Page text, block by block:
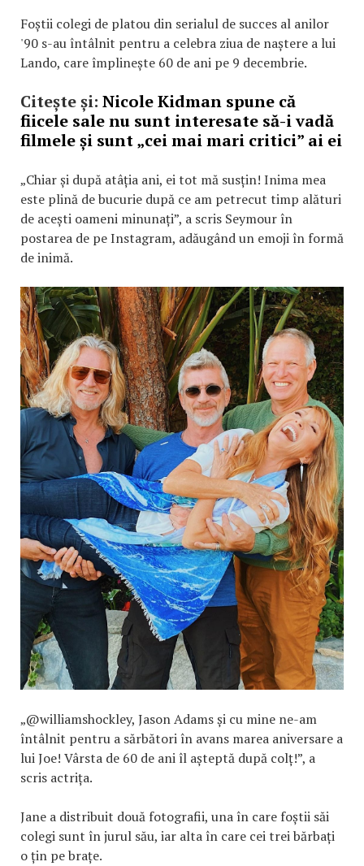
Foștii colegi de platou din serialul de succes al anilor
'90 s-au întâlnit pentru a celebra ziua de naștere a lui
Lando, care împlinește 60 de ani pe 9 decembrie.
Citește și: Nicole Kidman spune că
fiicele sale nu sunt interesate să-i vadă
filmele și sunt „cei mai mari critici” ai ei
„Chiar și după atâția ani, ei tot mă susțin! Inima mea
este plină de bucurie după ce am petrecut timp alături
de acești oameni minunați”, a scris Seymour în
postarea de pe Instagram, adăugând un emoji în formă
de inimă.
„@williamshockley, Jason Adams și cu mine ne-am
întâlnit pentru a sărbători în avans marea aniversare a
lui Joe! Vârsta de 60 de ani îl așteptă după colț!”, a
scris actrița.
Jane a distribuit două fotografii, una în care foștii săi
colegi sunt în jurul său, iar alta în care cei trei bărbați
o țin pe brațe.